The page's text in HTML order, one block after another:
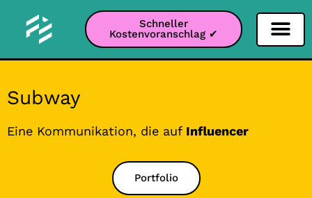
Schneller
Kostenvoranschlag ✔
Subway
Eine Kommunikation, die auf Influencer
Portfolio